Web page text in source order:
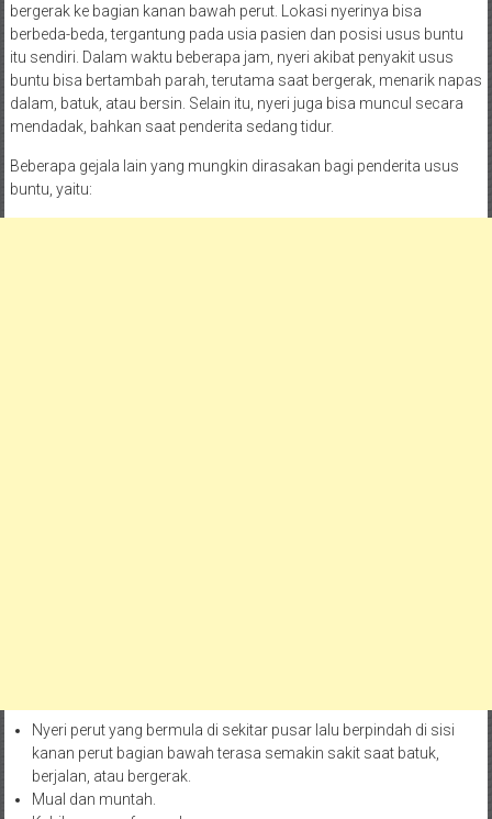
bergerak ke bagian kanan bawah perut. Lokasi nyerinya bisa
berbeda-beda, tergantung pada usia pasien dan posisi usus buntu
itu sendiri. Dalam waktu beberapa jam, nyeri akibat penyakit usus
buntu bisa bertambah parah, terutama saat bergerak, menarik napas
dalam, batuk, atau bersin. Selain itu, nyeri juga bisa muncul secara
mendadak, bahkan saat penderita sedang tidur.
Beberapa gejala lain yang mungkin dirasakan bagi penderita usus
buntu, yaitu:
Nyeri perut yang bermula di sekitar pusar lalu berpindah di sisi
kanan perut bagian bawah terasa semakin sakit saat batuk,
berjalan, atau bergerak.
Mual dan muntah.